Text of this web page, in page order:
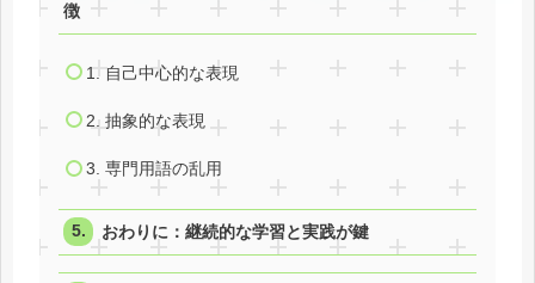
徴
1. 自己中心的な表現
2. 抽象的な表現
3. 専門用語の乱用
おわりに：継続的な学習と実践が鍵